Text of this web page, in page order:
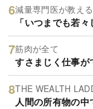
減量専門医が教え
「いつまでも若
筋肉が全て
すさまじく仕事が
THE WEALTH
人間の所有物の